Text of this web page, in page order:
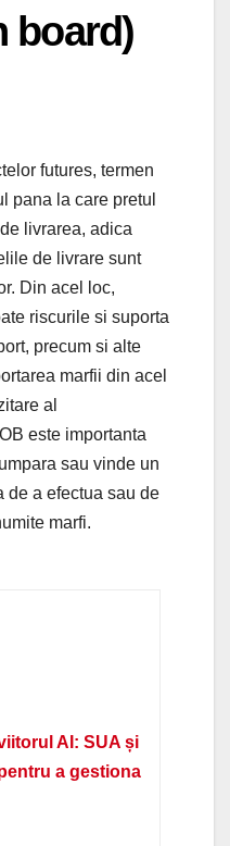
board)
futures, termen
pana la care pretul
livrarea, adica
de livrare sunt
Din acel loc,
riscurile si suporta
precum si alte
marfii din acel
al
este importanta
sau vinde un
de a efectua sau de
marfi.
AI: SUA și
a gestiona